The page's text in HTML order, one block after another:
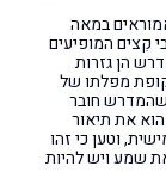
במאה
קִצים המופיעים
הן גזרות
מפלתו של
חובר
את תיאור
וטען כי זהו
שמע ויש להיות